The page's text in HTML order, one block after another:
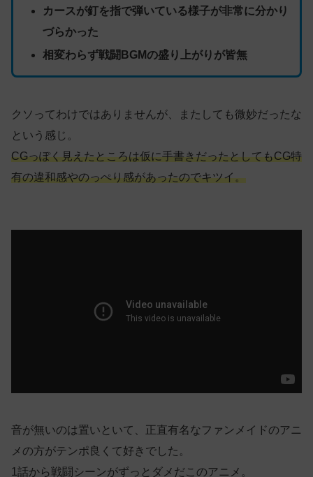
カースが釘を指で弾いている様子が非常に分かり
づらかった
相変わらず戦闘BGMの盛り上がりが皆無
クソってわけではありませんが、またしても微妙だったな
という感じ。
CGっぽく見えたところは仮に手書きだったとしてもCG特
有の違和感やのっぺり感があったのでキツイ。
音が無いのは置いといて、正直有名なファンメイドのアニ
メの方がテンポ良くて好きでした。
1話から戦闘シーンがずっとダメだこのアニメ。